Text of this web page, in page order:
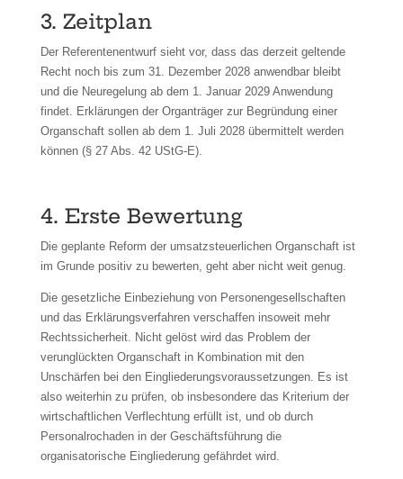
3. Zeitplan
Der Referentenentwurf sieht vor, dass das derzeit geltende
Recht noch bis zum 31. Dezember 2028 anwendbar bleibt
und die Neuregelung ab dem 1. Januar 2029 Anwendung
findet. Erklärungen der Organträger zur Begründung einer
Organschaft sollen ab dem 1. Juli 2028 übermittelt werden
können (§ 27 Abs. 42 UStG-E).
4. Erste Bewertung
Die geplante Reform der umsatzsteuerlichen Organschaft ist
im Grunde positiv zu bewerten, geht aber nicht weit genug.
Die gesetzliche Einbeziehung von Personengesellschaften
und das Erklärungsverfahren verschaffen insoweit mehr
Rechtssicherheit. Nicht gelöst wird das Problem der
verunglückten Organschaft in Kombination mit den
Unschärfen bei den Eingliederungsvoraussetzungen. Es ist
also weiterhin zu prüfen, ob insbesondere das Kriterium der
wirtschaftlichen Verflechtung erfüllt ist, und ob durch
Personalrochaden in der Geschäftsführung die
organisatorische Eingliederung gefährdet wird.